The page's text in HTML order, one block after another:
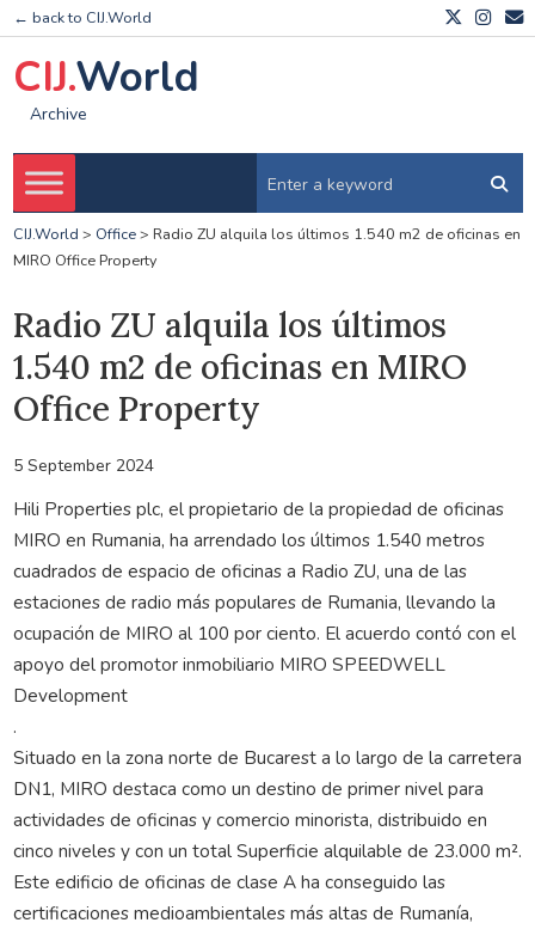
← back to CIJ.World
CIJ.World
Archive
CIJ.World > Office> Radio ZU alquila los últimos 1.540 m2 de oficinas en
MIRO Office Property
Radio ZU alquila los últimos
1.540 m2 de oficinas en MIRO
Office Property
5 September 2024
Hili Properties plc, el propietario de la propiedad de oficinas
MIRO en Rumania, ha arrendado los últimos 1.540 metros
cuadrados de espacio de oficinas a Radio ZU, una de las
estaciones de radio más populares de Rumania, llevando la
ocupación de MIRO al 100 por ciento. El acuerdo contó con el
apoyo del promotor inmobiliario MIRO SPEEDWELL
Development
.
Situado en la zona norte de Bucarest a lo largo de la carretera
DN1, MIRO destaca como un destino de primer nivel para
actividades de oficinas y comercio minorista, distribuido en
cinco niveles y con un total Superficie alquilable de 23.000 m².
Este edificio de oficinas de clase A ha conseguido las
certificaciones medioambientales más altas de Rumanía,